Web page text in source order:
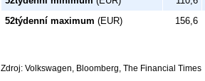
52týdenní maximum (EUR) 156,6
Zdroj: Volkswagen, Bloomberg, The Financial Times